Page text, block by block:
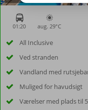
01:20 aug. 29°C
All Inclusive
Ved stranden
Vandland med
Muliged for havudsigt
Værelser med plads til 5